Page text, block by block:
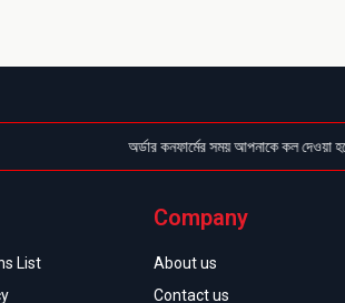
অর্ডার কনফার্মের সময় আপনাকে কল দেওয়া হবে
List
Company
About us
Contact us